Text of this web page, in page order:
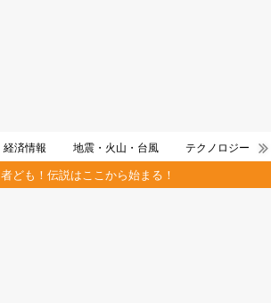
経済情報 地震・火山・台風 テクノロジー
ども！伝説はここから始まる！